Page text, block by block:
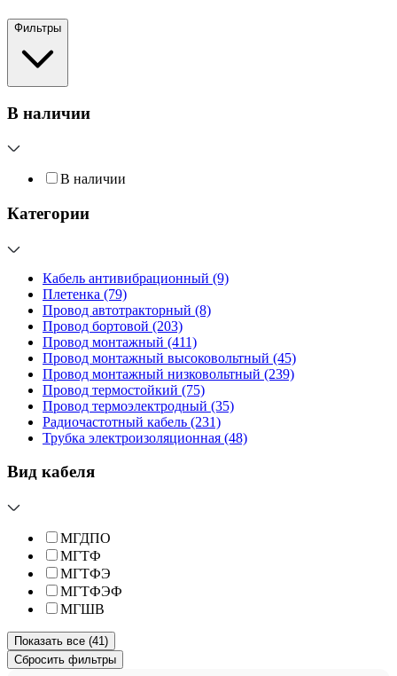
Фильтры
В наличии
В наличии
Категории
Кабель антивибрационный (9)
Плетенка (79)
Провод автотракторный (8)
Провод бортовой (203)
Провод монтажный (411)
Провод монтажный высоковольтный (45)
Провод монтажный низковольтный (239)
Провод термостойкий (75)
Провод термоэлектродный (35)
Радиочастотный кабель (231)
Трубка электроизоляционная (48)
Вид кабеля
МГДПО
МГТФ
МГТФЭ
МГТФЭФ
МГШВ
Показать все (41)
Сбросить фильтры